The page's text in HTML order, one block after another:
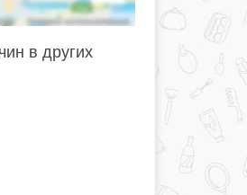
в других